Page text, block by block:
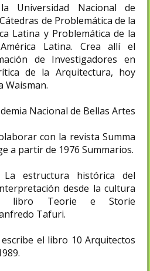
Universidad Nacional de
de Problemática de la
Latina y Problemática de la
Latina. Crea allí el
de Investigadores en
de la Arquitectura, hoy
Waisman.
Nacional de Bellas Artes
con la revista Summa
a partir de 1976 Summarios.
estructura histórica del
desde la cultura
libro Teorie e Storie
Tafuri.
el libro 10 Arquitectos